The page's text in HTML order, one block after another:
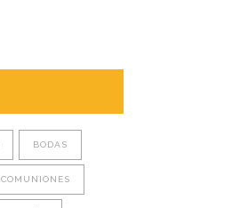
BODAS
COMUNIONES